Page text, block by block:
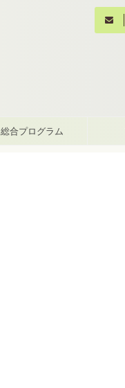
総合プログラム